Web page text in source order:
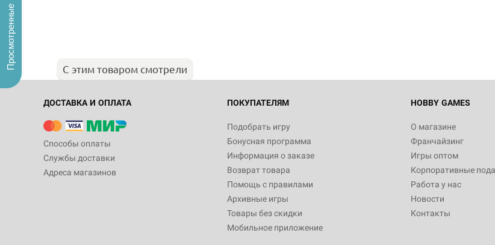
С этим товаром смотрели
ДОСТАВКА И ОПЛАТА
Способы оплаты
Службы доставки
Адреса магазинов
ПОКУПАТЕЛЯМ
Подобрать игру
Бонусная программа
Информация о заказе
Возврат товара
Помощь с правилами
Архивные игры
Товары без скидки
Мобильное приложение
HOBBY GAMES
О магазине
Франчайзинг
Игры оптом
Корпоративные
Работа у нас
Новости
Контакты
Просмотренные
Белая смерть
12 990
Настольная игра
3 490